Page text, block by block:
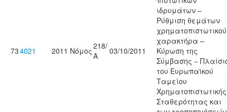
734021 2011 Νόμος218/
Α
03/10/2011
ιδρυμάτων –
Ρύθμιση θεμάτων
χρηματοπιστωτικού
χαρακτήρα –
Κύρωση της
Σύμβασης −
του Ευρωπαϊκού
Ταμείου
Χρηματοπιστωτικής
Σταθερότητας και